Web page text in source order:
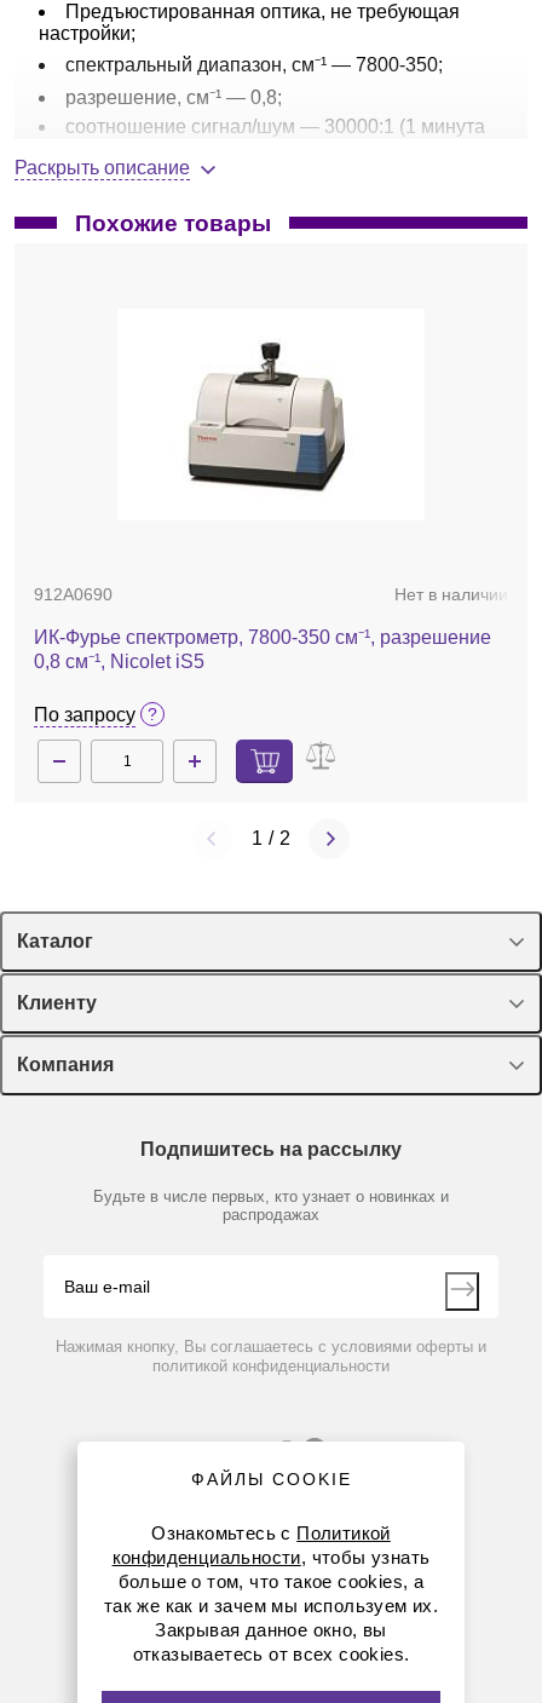
Предъюстированная оптика, не требующая
настройки;
спектральный диапазон, см⁻¹ — 7800-350;
разрешение, см⁻¹ — 0,8;
соотношение сигнал/шум — 30000:1 (1 минута
2050 см⁻¹);
0,1;
зеркальное отражение, волоконная оптика и др.;
размеры оптического блока, мм —
вес оптического блока, кг — 14.
Раскрыть описание
Похожие товары
912A0690 Нет в наличии
ИК-Фурье спектрометр, 7800-350 см⁻¹, разрешение
0,8 см⁻¹, Nicolet iS5
По запросу
1 / 2
Каталог
Спецпредложения
Оборудование, приборы
Пластик, стекло, принадлежности
Химические реактивы, препараты, наборы
Производители
Клиенту
Лекторий Диаэм
Доставка и оплата
Мобильное приложение
Компания
Партнеры
Контакты
Подпишитесь на рассылку
Будьте в числе первых, кто узнает о новинках и
распродажах
Нажимая кнопку, Вы соглашаетесь с условиями оферты и
политикой конфиденциальности
8 (800) 234-05-08
+7 (923) 303-01-52
ФАЙЛЫ COOKIE
Ознакомьтесь с Политикой
конфиденциальности, чтобы узнать
больше о том, что такое cookies, а
так же как и зачем мы используем их.
Закрывая данное окно, вы
отказываетесь от всех cookies.